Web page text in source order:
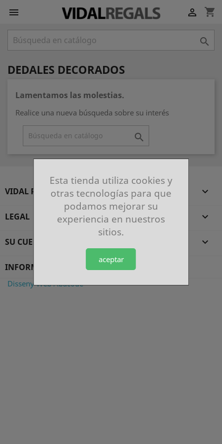
 shopping_cart


DEDALES DECORADOS
Lamentamos las molestias.
Realice una nueva búsqueda sobre su interés

Esta tienda utiliza cookies y
otras tecnologías para que
podamos mejorar su
experiencia en nuestros
sitios.
aceptar
VIDAL REGALS 
LEGAL 
SU CUENTA 
INFORMACIÓN DE LA TIENDA
Disseny Web Abacode